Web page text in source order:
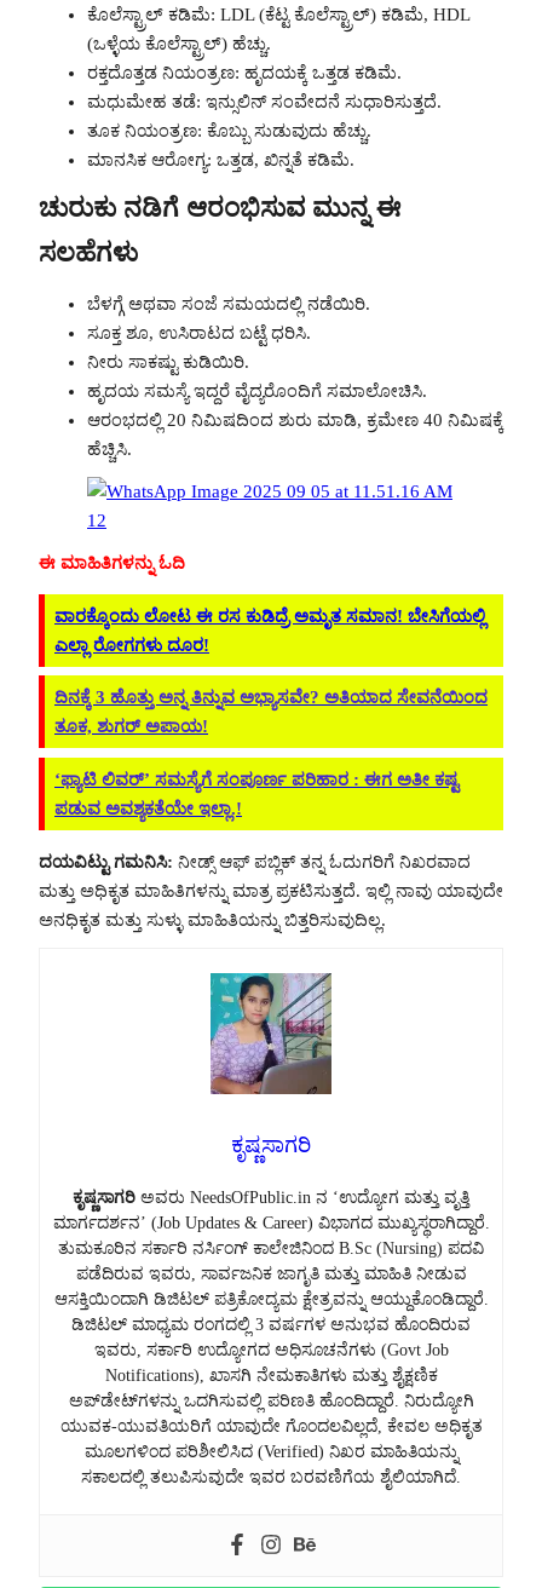
ಕೊಲೆಸ್ಟ್ರಾಲ್ ಕಡಿಮೆ: LDL (ಕೆಟ್ಟ ಕೊಲೆಸ್ಟ್ರಾಲ್) ಕಡಿಮೆ, HDL
(ಒಳ್ಳೆಯ ಕೊಲೆಸ್ಟ್ರಾಲ್) ಹೆಚ್ಚು.
ರಕ್ತದೊತ್ತಡ ನಿಯಂತ್ರಣ: ಹೃದಯಕ್ಕೆ ಒತ್ತಡ ಕಡಿಮೆ.
ಮಧುಮೇಹ ತಡೆ: ಇನ್ಸುಲಿನ್ ಸಂವೇದನೆ ಸುಧಾರಿಸುತ್ತದೆ.
ತೂಕ ನಿಯಂತ್ರಣ: ಕೊಬ್ಬು ಸುಡುವುದು ಹೆಚ್ಚು.
ಮಾನಸಿಕ ಆರೋಗ್ಯ: ಒತ್ತಡ, ಖಿನ್ನತೆ ಕಡಿಮೆ.
ಚುರುಕು ನಡಿಗೆ ಆರಂಭಿಸುವ ಮುನ್ನ ಈ
ಸಲಹೆಗಳು
ಬೆಳಗ್ಗೆ ಅಥವಾ ಸಂಜೆ ಸಮಯದಲ್ಲಿ ನಡೆಯಿರಿ.
ಸೂಕ್ತ ಶೂ, ಉಸಿರಾಟದ ಬಟ್ಟೆ ಧರಿಸಿ.
ನೀರು ಸಾಕಷ್ಟು ಕುಡಿಯಿರಿ.
ಹೃದಯ ಸಮಸ್ಯೆ ಇದ್ದರೆ ವೈದ್ಯರೊಂದಿಗೆ ಸಮಾಲೋಚಿಸಿ.
ಆರಂಭದಲ್ಲಿ 20 ನಿಮಿಷದಿಂದ ಶುರು ಮಾಡಿ, ಕ್ರಮೇಣ 40 ನಿಮಿಷಕ್ಕೆ
ಹೆಚ್ಚಿಸಿ.
ಈ ಮಾಹಿತಿಗಳನ್ನು ಓದಿ
ವಾರಕ್ಕೊಂದು ಲೋಟ ಈ ರಸ ಕುಡಿದ್ರೆ ಅಮೃತ ಸಮಾನ! ಬೇಸಿಗೆಯಲ್ಲಿ
ಎಲ್ಲಾ ರೋಗಗಳು ದೂರ!
ದಿನಕ್ಕೆ 3 ಹೊತ್ತು ಅನ್ನ ತಿನ್ನುವ ಅಭ್ಯಾಸವೇ? ಅತಿಯಾದ ಸೇವನೆಯಿಂದ
ತೂಕ, ಶುಗರ್ ಅಪಾಯ!
‘ಫ್ಯಾಟಿ ಲಿವರ್’ ಸಮಸ್ಯೆಗೆ ಸಂಪೂರ್ಣ ಪರಿಹಾರ : ಈಗ ಅತೀ ಕಷ್ಟ
ಪಡುವ ಅವಶ್ಯಕತೆಯೇ ಇಲ್ಲಾ.!
ದಯವಿಟ್ಟು ಗಮನಿಸಿ: ನೀಡ್ಸ್ ಆಫ್ ಪಬ್ಲಿಕ್ ತನ್ನ ಓದುಗರಿಗೆ ನಿಖರವಾದ
ಮತ್ತು ಅಧಿಕೃತ ಮಾಹಿತಿಗಳನ್ನು ಮಾತ್ರ ಪ್ರಕಟಿಸುತ್ತದೆ. ಇಲ್ಲಿ ನಾವು ಯಾವುದೇ
ಅನಧಿಕೃತ ಮತ್ತು ಸುಳ್ಳು ಮಾಹಿತಿಯನ್ನು ಬಿತ್ತರಿಸುವುದಿಲ್ಲ.
ಕೃಷ್ಣಸಾಗರಿ
ಕೃಷ್ಣಸಾಗರಿ ಅವರು NeedsOfPublic.in ನ ‘ಉದ್ಯೋಗ ಮತ್ತು ವೃತ್ತಿ
ಮಾರ್ಗದರ್ಶನ’ (Job Updates & Career) ವಿಭಾಗದ ಮುಖ್ಯಸ್ಥರಾಗಿದ್ದಾರೆ.
ತುಮಕೂರಿನ ಸರ್ಕಾರಿ ನರ್ಸಿಂಗ್ ಕಾಲೇಜಿನಿಂದ B.Sc (Nursing) ಪದವಿ
ಪಡೆದಿರುವ ಇವರು, ಸಾರ್ವಜನಿಕ ಜಾಗೃತಿ ಮತ್ತು ಮಾಹಿತಿ ನೀಡುವ
ಆಸಕ್ತಿಯಿಂದಾಗಿ ಡಿಜಿಟಲ್ ಪತ್ರಿಕೋದ್ಯಮ ಕ್ಷೇತ್ರವನ್ನು ಆಯ್ದುಕೊಂಡಿದ್ದಾರೆ.
ಡಿಜಿಟಲ್ ಮಾಧ್ಯಮ ರಂಗದಲ್ಲಿ 3 ವರ್ಷಗಳ ಅನುಭವ ಹೊಂದಿರುವ
ಇವರು, ಸರ್ಕಾರಿ ಉದ್ಯೋಗದ ಅಧಿಸೂಚನೆಗಳು (Govt Job
Notifications), ಖಾಸಗಿ ನೇಮಕಾತಿಗಳು ಮತ್ತು ಶೈಕ್ಷಣಿಕ
ಅಪ್‌ಡೇಟ್‌ಗಳನ್ನು ಒದಗಿಸುವಲ್ಲಿ ಪರಿಣತಿ ಹೊಂದಿದ್ದಾರೆ. ನಿರುದ್ಯೋಗಿ
ಯುವಕ-ಯುವತಿಯರಿಗೆ ಯಾವುದೇ ಗೊಂದಲವಿಲ್ಲದೆ, ಕೇವಲ ಅಧಿಕೃತ
ಮೂಲಗಳಿಂದ ಪರಿಶೀಲಿಸಿದ (Verified) ನಿಖರ ಮಾಹಿತಿಯನ್ನು
ಸಕಾಲದಲ್ಲಿ ತಲುಪಿಸುವುದೇ ಇವರ ಬರವಣಿಗೆಯ ಶೈಲಿಯಾಗಿದೆ.